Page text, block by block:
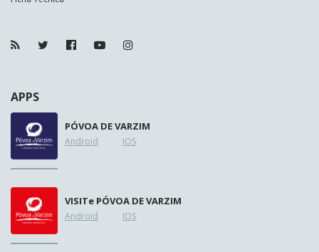
APPS
PÓVOA DE VARZIM
Android IOS
VISITe PÓVOA DE VARZIM
Android IOS